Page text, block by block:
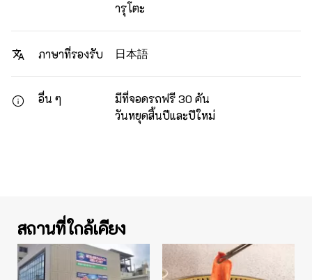
ารุโตะ
ภาษาที่รองรับ 日本語
อื่น ๆ
มีที่จอดรถฟรี 30 คัน
วันหยุดสิ้นปีและปีใหม่
สถานที่ใกล้เคียง